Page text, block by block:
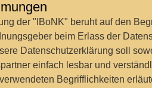
der "IBoNK" beruht auf den
beim Erlass der
Datenschutzerklärung soll
einfach lesbar und
Begrifflichkeiten